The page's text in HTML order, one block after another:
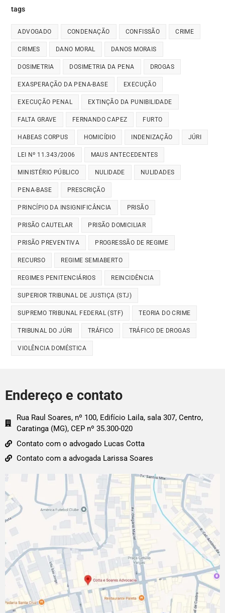
tags
ADVOGADO CONDENAÇÃO CONFISSÃO CRIME
CRIMES DANO MORAL DANOS MORAIS
DOSIMETRIA DOSIMETRIA DA PENA DROGAS
EXASPERAÇÃO DA PENA-BASE EXECUÇÃO
EXECUÇÃO PENAL EXTINÇÃO DA PUNIBILIDADE
FALTA GRAVE FERNANDO CAPEZ FURTO
HABEAS CORPUS HOMICÍDIO INDENIZAÇÃO JÚRI
LEI Nº 11.343/2006 MAUS ANTECEDENTES
MINISTÉRIO PÚBLICO NULIDADE NULIDADES
PENA-BASE PRESCRIÇÃO
PRINCÍPIO DA INSIGNIFICÂNCIA PRISÃO
PRISÃO CAUTELAR PRISÃO DOMICILIAR
PRISÃO PREVENTIVA PROGRESSÃO DE REGIME
RECURSO REGIME SEMIABERTO
REGIMES PENITENCIÁRIOS REINCIDÊNCIA
SUPERIOR TRIBUNAL DE JUSTIÇA (STJ)
SUPREMO TRIBUNAL FEDERAL (STF) TEORIA DO CRIME
TRIBUNAL DO JÚRI TRÁFICO TRÁFICO DE DROGAS
VIOLÊNCIA DOMÉSTICA
Endereço e contato
Rua Raul Soares, nº 100, Edifício Laila, sala 307, Centro,
Caratinga (MG), CEP nº 35.300-020
Contato com o advogado Lucas Cotta
Contato com a advogada Larissa Soares